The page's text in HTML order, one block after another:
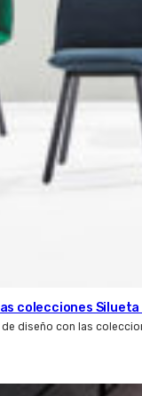
colecciones Silueta
diseño con las